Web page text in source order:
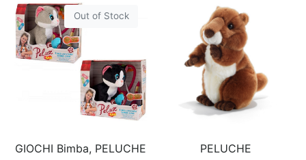
Out of Stock
GIOCHI Bimba, PELUCHE
PELUCHE